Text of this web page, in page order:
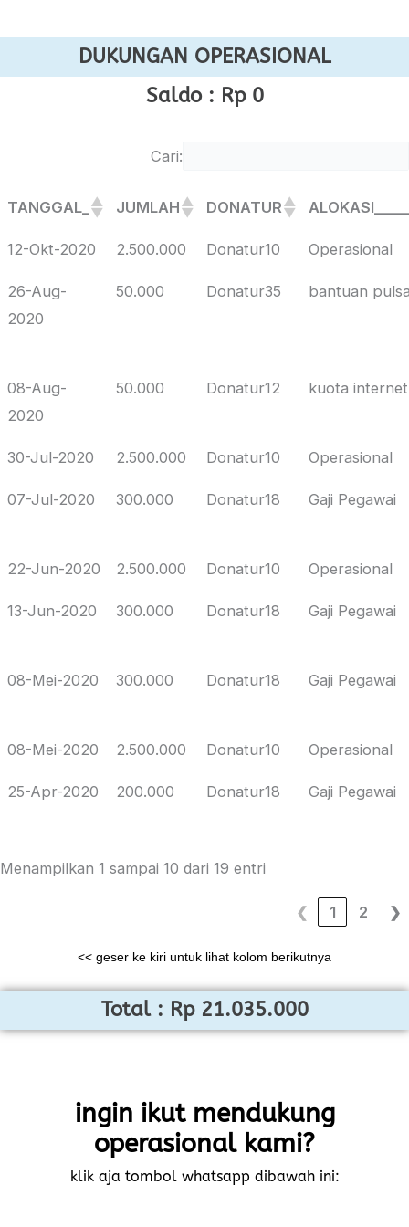
ke
DUKUNGAN OPERASIONAL
Saldo : Rp 0
Cari:
TANGGAL_ JUMLAH DONATUR
TANGGAL_
JUMLAH DONATUR
12-Okt-2020 2.500.000 Donatur10 Operasional
26-Aug-
2020
50.000 Donatur35 bantuan
08-Aug-
2020
50.000 Donatur12 kuota internet
30-Jul-2020 2.500.000 Donatur10 Operasional
07-Jul-2020 300.000 Donatur18 Gaji Pegawai
22-Jun-2020 2.500.000 Donatur10 Operasional
13-Jun-2020 300.000 Donatur18 Gaji Pegawai
08-Mei-2020 300.000 Donatur18 Gaji Pegawai
08-Mei-2020 2.500.000 Donatur10 Operasional
25-Apr-2020 200.000 Donatur18 Gaji Pegawai
Menampilkan 1 sampai 10 dari 19 entri
❮ 1 2 ❯
<< geser ke kiri untuk lihat kolom berikutnya
Total : Rp 21.035.000
ingin ikut mendukung
operasional kami?
klik aja tombol whatsapp dibawah ini: